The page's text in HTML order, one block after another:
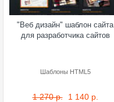
"Веб дизайн" шаблон сайта
для разработчика сайтов
Шаблоны HTML5
1 270 р. 1 140 р.